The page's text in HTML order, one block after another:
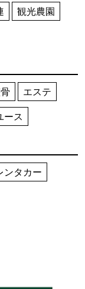
観光農園
エステ
ース
ンタカー